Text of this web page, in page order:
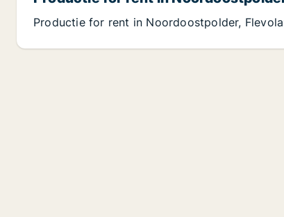
Productie for rent in Noordoostpolder,